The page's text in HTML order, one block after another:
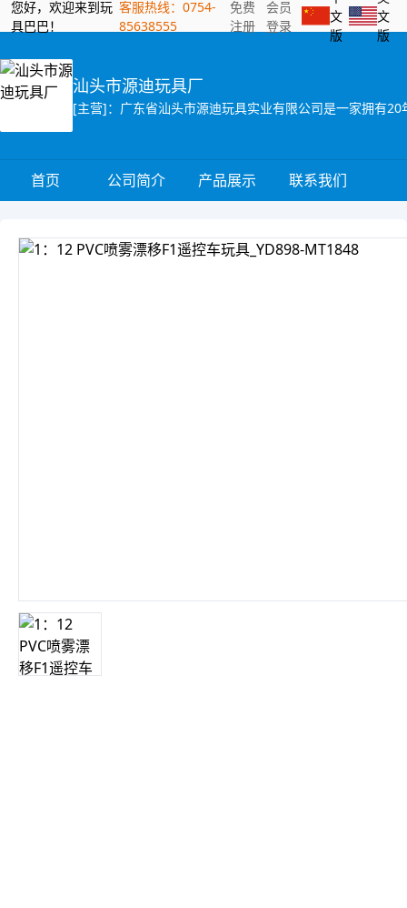
您好，欢迎来到玩
具巴巴！
客服热线：0754-
85638555
免费
注册
会员
登录
文
版
文
版
汕头市源迪玩具厂
首页 公司简介 产品展示 联系我们